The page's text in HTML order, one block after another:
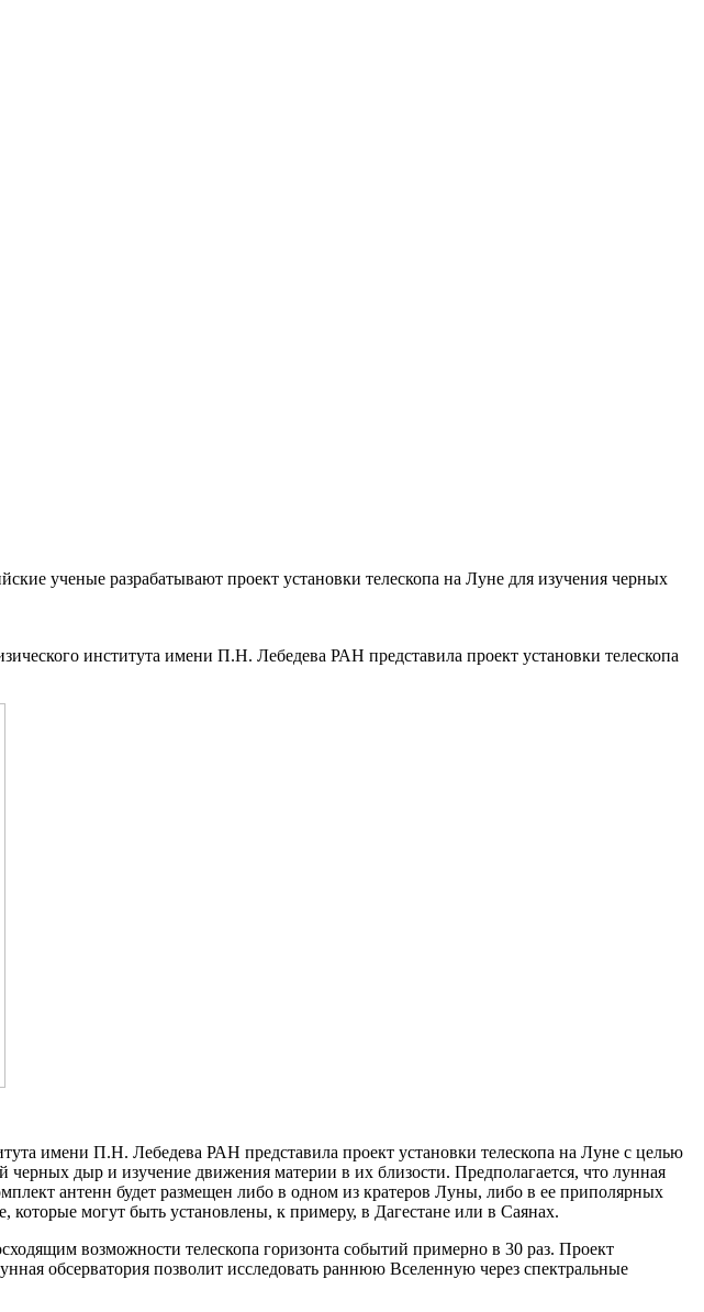
ученые разрабатывают проект установки телескопа на Луне для изучения черных
института имени П.Н. Лебедева РАН представила проект установки телескопа
имени П.Н. Лебедева РАН представила проект установки телескопа на Луне с целью
дыр и изучение движения материи в их близости. Предполагается, что лунная
антенн будет размещен либо в одном из кратеров Луны, либо в ее приполярных
которые могут быть установлены, к примеру, в Дагестане или в Саянах.
возможности телескопа горизонта событий примерно в 30 раз. Проект
обсерватория позволит исследовать раннюю Вселенную через спектральные